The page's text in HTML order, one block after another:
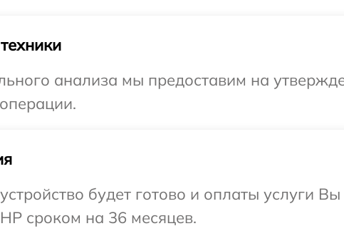
анализа мы предоставим на
будет готово и оплаты услуги
сроком на 36 месяцев.